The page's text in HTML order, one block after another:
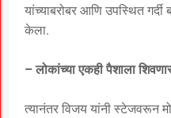
यांच्याबरोबर आणि उपस्थित
केला.
– लोकांच्या एकही पैशाला
त्यानंतर विजय यांनी स्टेजवरून